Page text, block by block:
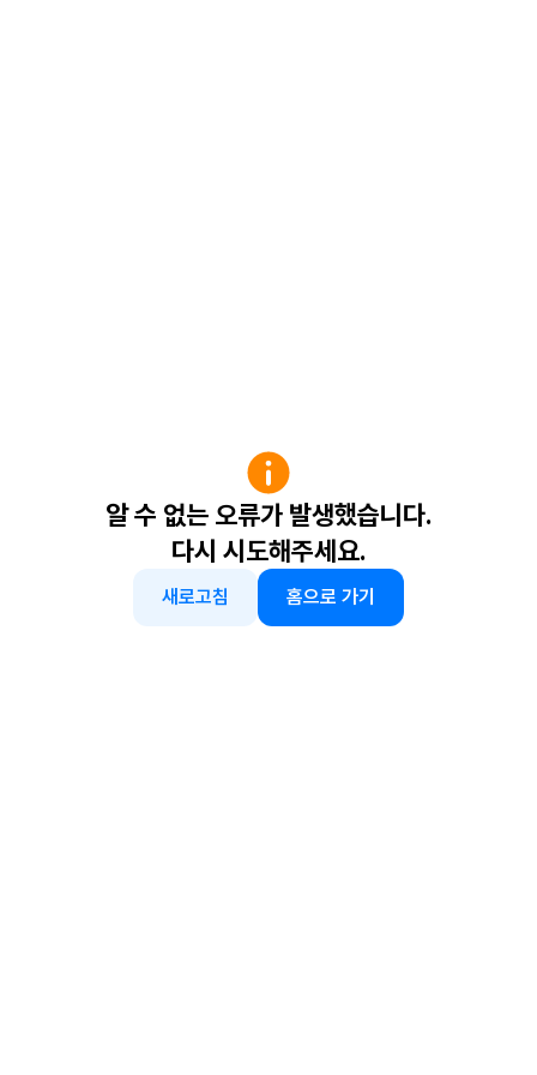
알 수 없는 오류가 발생했습니다.
다시 시도해주세요.
새로고침 홈으로 가기